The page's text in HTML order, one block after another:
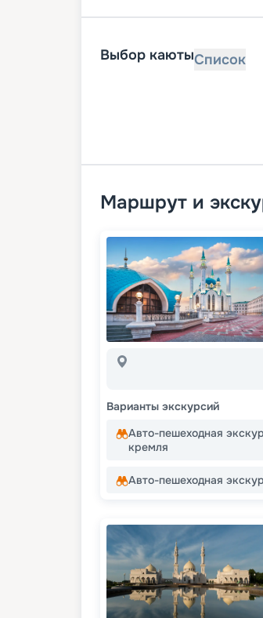
Выбор каютыСписок
Маршрут и
Варианты экскурсий
Авто-пешеходная
кремля
Авто-пешеходная